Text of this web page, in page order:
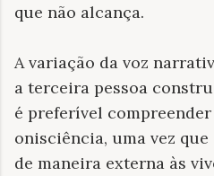
que não alcança.
A variação da voz
a terceira pessoa
é preferível
onisciência, uma vez
de maneira externa às